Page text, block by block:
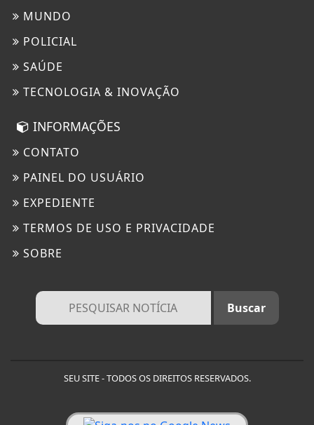
MUNDO
POLICIAL
SAÚDE
TECNOLOGIA & INOVAÇÃO
INFORMAÇÕES
CONTATO
PAINEL DO USUÁRIO
EXPEDIENTE
TERMOS DE USO E PRIVACIDADE
SOBRE
SEU SITE - TODOS OS DIREITOS RESERVADOS.